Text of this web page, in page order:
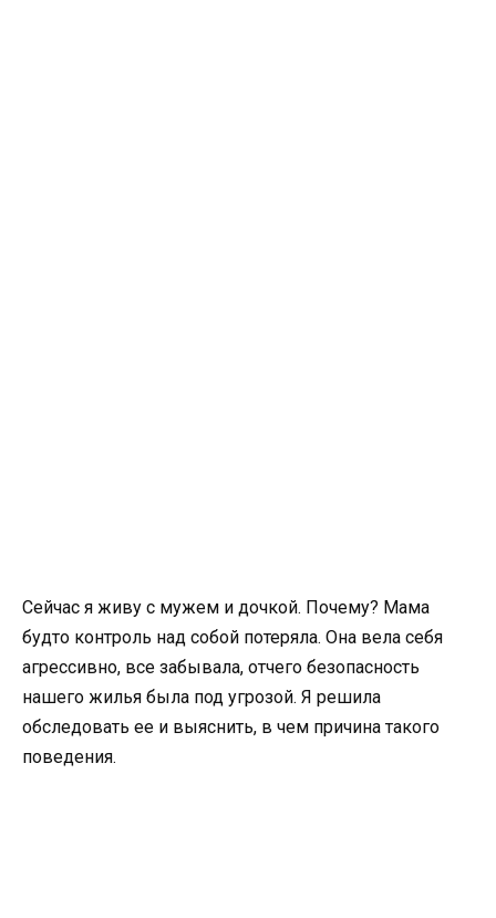
Сейчас я живу с мужем и дочкой. Почему? Мама
будто контроль над собой потеряла. Она вела себя
агрессивно, все забывала, отчего безопасность
нашего жилья была под угрозой. Я решила
обследовать ее и выяснить, в чем причина такого
поведения.